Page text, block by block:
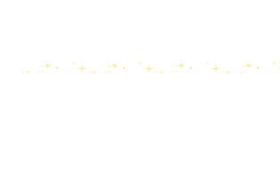
.。.:*・゜＋.。.:*・゜＋.。.:*・゜＋.。.:*・゜